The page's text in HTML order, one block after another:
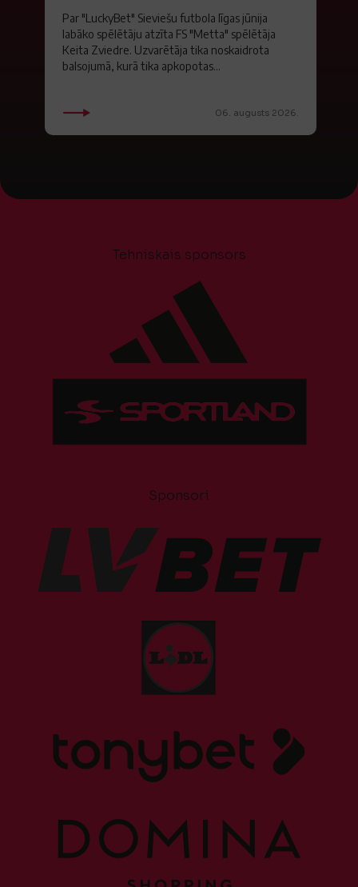
Par "LuckyBet" Sieviešu futbola līgas jūnija
labāko spēlētāju atzīta FS "Metta" spēlētāja
Keita Zviedre. Uzvarētāja tika noskaidrota
balsojumā, kurā tika apkopotas...
06. augusts 2026.
Tehniskais sponsors
Sponsori